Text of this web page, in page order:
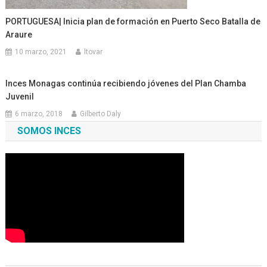
PORTUGUESA| Inicia plan de formación en Puerto Seco Batalla de
Araure
10 marzo, 2021 ltovar
Inces Monagas continúa recibiendo jóvenes del Plan Chamba
Juvenil
6 marzo, 2018 Gilberto Daly
SOMOS INCES